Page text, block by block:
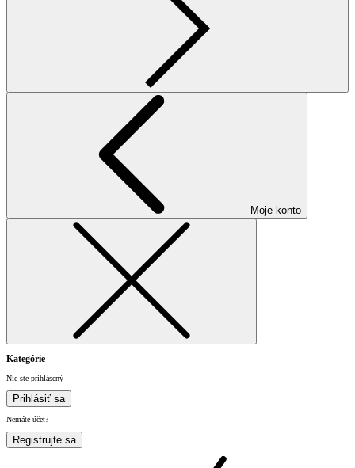
Moje konto
Kategórie
Nie ste prihlásený
Prihlásiť sa
Nemáte účet?
Registrujte sa